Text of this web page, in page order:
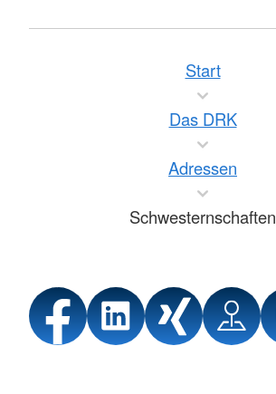
Start
Das DRK
Adressen
Schwesternschaften